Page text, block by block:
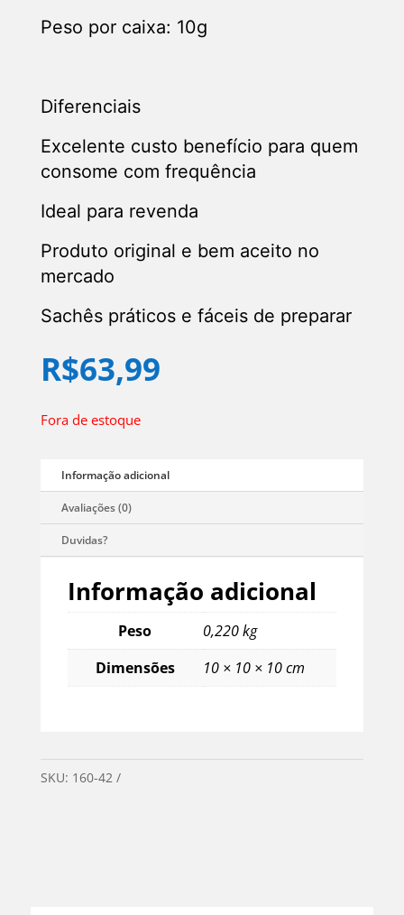
Peso por caixa: 10g
Diferenciais
Excelente custo benefício para quem
consome com frequência
Ideal para revenda
Produto original e bem aceito no
mercado
Sachês práticos e fáceis de preparar
R$63,99
Fora de estoque
Informação adicional
Peso
0,220 kg
Dimensões
10 × 10 × 10 cm
SKU: 160-42